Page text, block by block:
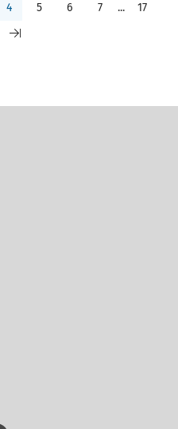
4 5 6 7 ... 17